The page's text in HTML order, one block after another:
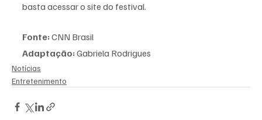
basta acessar o site do festival.
Fonte: CNN Brasil
Adaptação: Gabriela Rodrigues
Notícias
Entretenimento